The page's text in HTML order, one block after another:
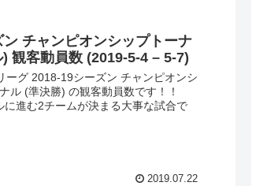
チャンピオンシップトーナ
観客動員数 (2019-5-4 – 5-7)
ーグ 2018-19シーズン チャンピオンシ
ル (準決勝) の観客動員数です！！
進む2チームが決まる大事な試合で
2019.07.22